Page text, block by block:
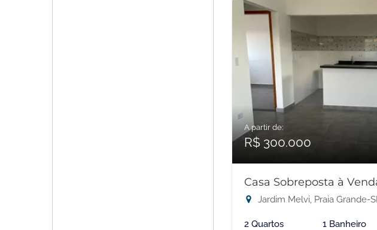
A partir de:
R$ 300.000
Casa Sobreposta à
Jardim Melvi, Praia Grande-
2 Quartos 1 Banheiro